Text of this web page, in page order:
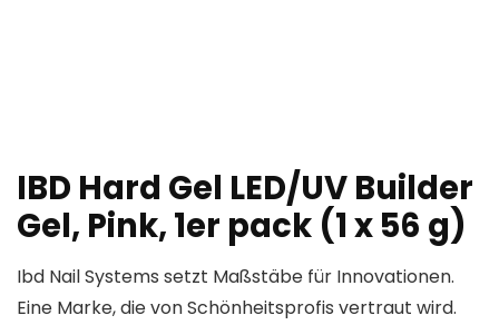
IBD Hard Gel LED/UV Builder
Gel, Pink, 1er pack (1 x 56 g)
Ibd Nail Systems setzt Maßstäbe für Innovationen.
Eine Marke, die von Schönheitsprofis vertraut wird.